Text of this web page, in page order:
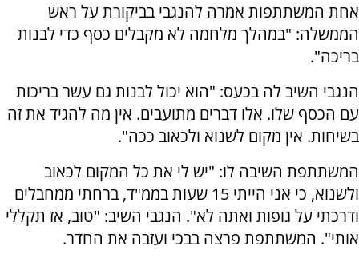
אחת המשתתפות אמרה להנגבי בביקורת על ראש
הממשלה: "במהלך מלחמה לא מקבלים כסף כדי לבנות
בריכה".
הנגבי השיב לה בכעס: "הוא יכול לבנות גם עשר בריכות
עם הכסף שלו. אלו דברים מתועבים. אין מה להגיד את זה
בשיחות. אין מקום לשנוא ולכאוב ככה".
המשתתפת השיבה לו: "יש לי את כל המקום לכאוב
ולשנוא, כי אני הייתי 15 שעות בממ"ד, ברחתי ממחבלים
ודרכתי על גופות ואתה לא". הנגבי השיב: "טוב, אז תקללי
אותי". המשתתפת פרצה בבכי ועזבה את החדר.